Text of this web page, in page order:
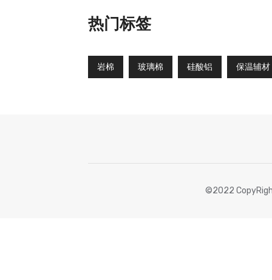
热门标签
岩棉 玻璃棉 硅酸铝 保温辅材
©2022